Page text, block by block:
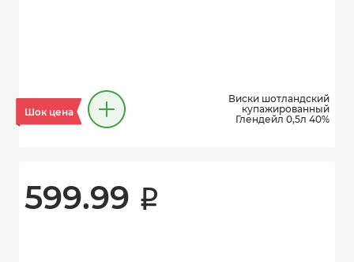
Шок цена
Виски шотландский
купажированный
Глендейл 0,5л 40%
599.99 i